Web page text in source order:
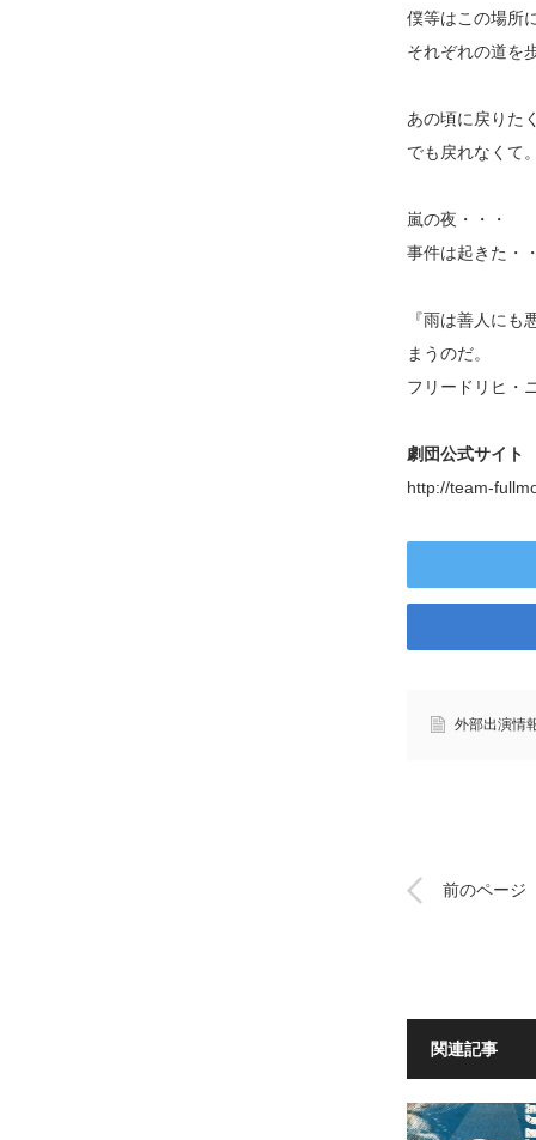
僕等はこの場所
それぞれの道を
あの頃に戻りた
でも戻れなくて
嵐の夜・・・
事件は起きた・
『雨は善人に
まうのだ。
フリードリヒ・
劇団公式サイト
http://team-
外部出演情
前のページ
関連記事